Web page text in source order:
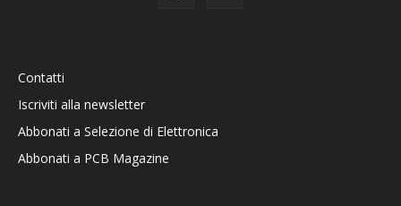
Contatti
Iscriviti alla newsletter
Abbonati a Selezione di Elettronica
Abbonati a PCB Magazine